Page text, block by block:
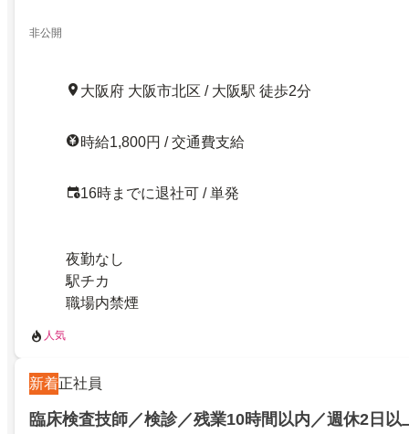
非公開
大阪府 大阪市北区 / 大阪駅 徒歩2分
時給1,800円 / 交通費支給
16時までに退社可 / 単発
夜勤なし
駅チカ
職場内禁煙
人気
新着正社員
臨床検査技師／検診／残業10時間以内／週休2日以